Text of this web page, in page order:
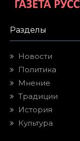
Разделы
Новости
Политика
Мнение
Традиции
История
Культура